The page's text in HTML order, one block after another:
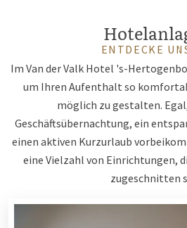
ENTDECKE
Im Van der Valk Hotel 's-
um Ihren Aufenthalt so
möglich zu gestalten.
Geschäftsübernachtung, ein
einen aktiven Kurzurlaub
eine Vielzahl von Einrichtungen,
zugeschnitten